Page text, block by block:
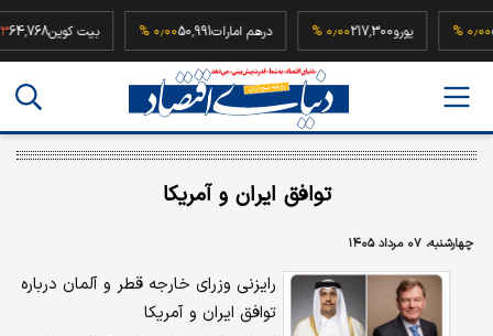
یورو217,300 درهم امارات50,991 بیت کوین
توافق ایران و آمریکا
چهارشنبه، ۰۷ مرداد ۱۴۰۵
رایزنی وزرای خارجه قطر و آلمان درباره
توافق ایران و آمریکا